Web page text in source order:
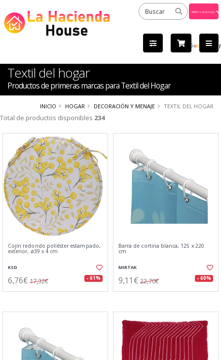
by
Textil del hogar
Productos de primeras marcas para Textil del Hogar
INICIO HOGAR DECORACIÓN Y MENAJE TEXTIL DEL HOGAR
Total de productos disponibles 234
Cojín redondo poliéster estampado,
exterior, ø39 x 4 cm
KSD
6,76€ 17,32€ - 61%
Barra de cortina blanca, 125 x 220
cm
MIRTAK
9,11€ 22,70€ - 60%